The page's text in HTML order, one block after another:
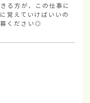
る方が、この仕事に
覚えていけばいいの
ください◎